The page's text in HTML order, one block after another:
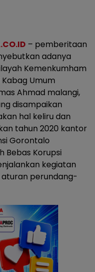
– pemberitaan
adanya
Kemenkumham
Umum
Ahmad malangi,
disampaikan
hal keliru dan
tahun 2020 kantor
Gorontalo
Bebas Korupsi
kegiatan
perundang-